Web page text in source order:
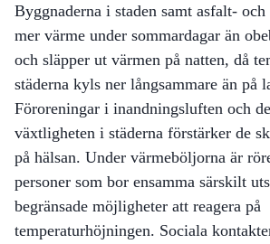
Byggnaderna i staden samt asfalt-
mer värme under sommardagar än
och släpper ut värmen på natten, då
städerna kyls ner långsammare än på
Föroreningar i inandningsluften och
växtligheten i städerna förstärker de
på hälsan. Under värmeböljorna är
personer som bor ensamma särskilt
begränsade möjligheter att reagera på
temperaturhöjningen. Sociala